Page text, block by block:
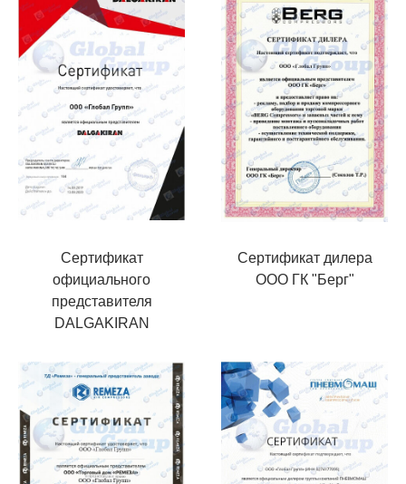
Сертификат
официального
представителя
DALGAKIRAN
Сертификат дилера
ООО ГК "Берг"